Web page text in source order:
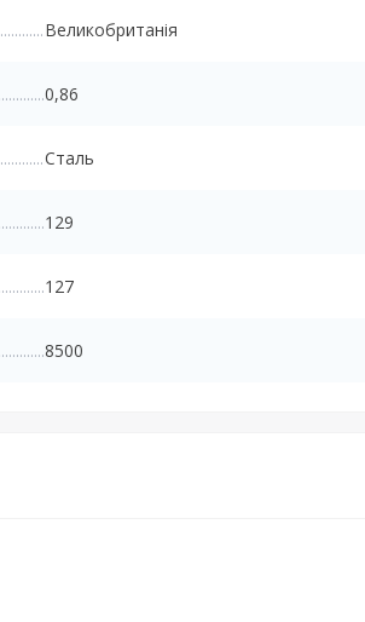
Великобританія
0,86
Сталь
129
127
8500